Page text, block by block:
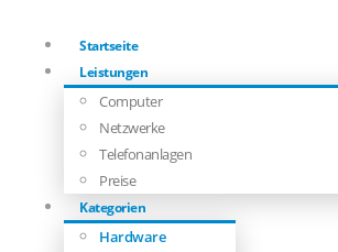
Startseite
Leistungen
Computer
Netzwerke
Telefonanlagen
Preise
Kategorien
Hardware